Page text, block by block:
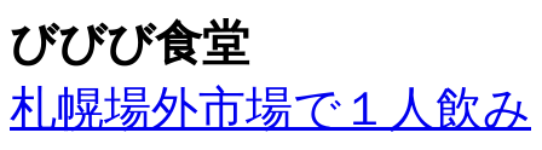
びびび食堂
札幌場外市場で１人飲み